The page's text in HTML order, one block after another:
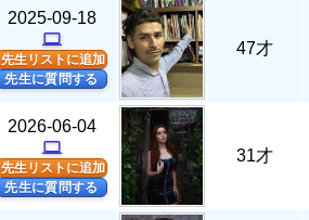
2025-09-18
computer
先生リストに追加
先生に質問する
47才
2026-06-04
computer
先生リストに追加
先生に質問する
31才